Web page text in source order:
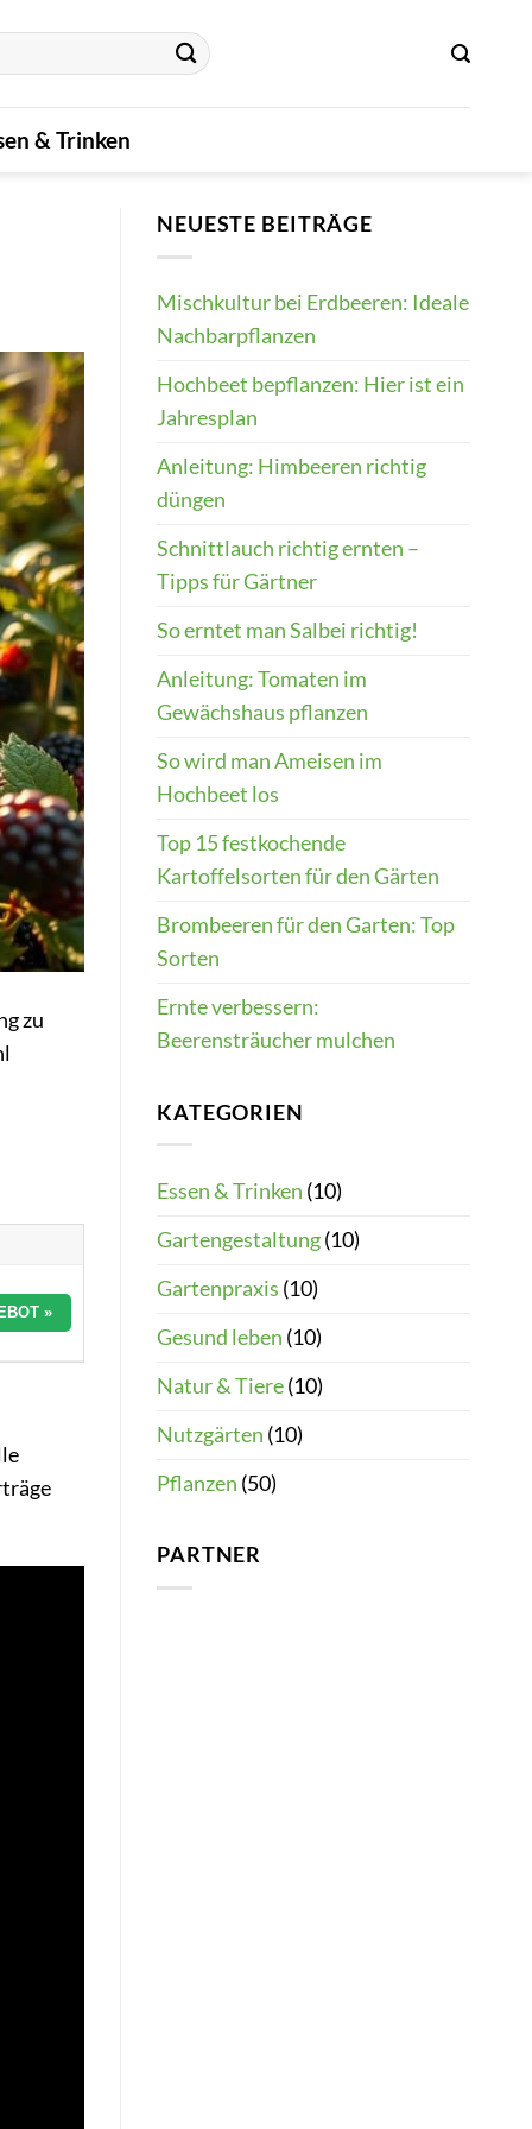
& Trinken
zu
»
NEUESTE BEITRÄGE
Mischkultur bei Erdbeeren: Ideale
Nachbarpflanzen
Hochbeet bepflanzen: Hier ist ein
Jahresplan
Anleitung: Himbeeren richtig
düngen
Schnittlauch richtig ernten –
Tipps für Gärtner
So erntet man Salbei richtig!
Anleitung: Tomaten im
Gewächshaus pflanzen
So wird man Ameisen im
Hochbeet los
Top 15 festkochende
Kartoffelsorten für den Gärten
Brombeeren für den Garten: Top
Sorten
Ernte verbessern:
Beerensträucher mulchen
KATEGORIEN
Essen & Trinken (10)
Gartengestaltung(10)
Gartenpraxis (10)
Gesund leben (10)
Natur & Tiere(10)
Nutzgärten (10)
Pflanzen (50)
PARTNER